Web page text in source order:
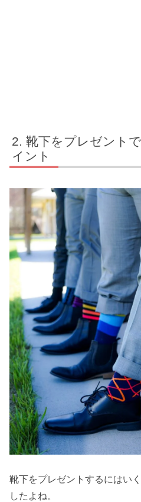
靴下をプレゼント
イント
靴下をプレゼントするにはい
したよね。